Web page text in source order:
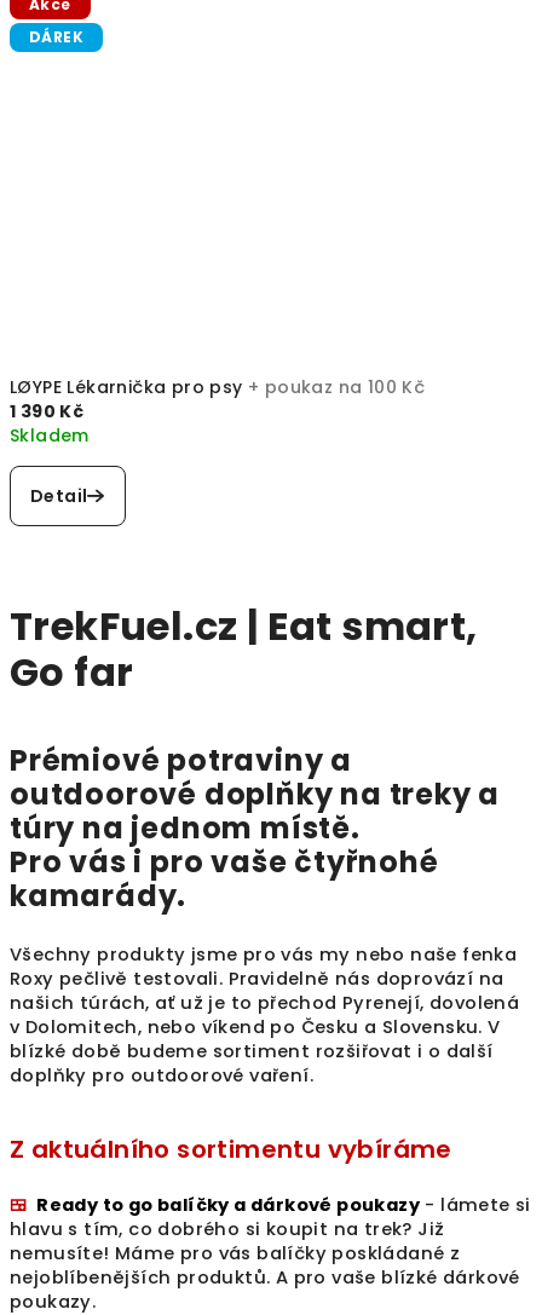
Akce
DÁREK
LØYPE Lékarnička pro psy + poukaz na 100 Kč
1 390 Kč
Skladem
Detail
TrekFuel.cz | Eat smart,
Go far
Prémiové potraviny a
outdoorové doplňky na treky a
túry na jednom místě.
Pro vás i pro vaše čtyřnohé
kamarády.
Všechny produkty jsme pro vás my nebo naše fenka
Roxy pečlivě testovali. Pravidelně nás doprovází na
našich túrách, ať už je to přechod Pyrenejí, dovolená
v Dolomitech, nebo víkend po Česku a Slovensku. V
blízké době budeme sortiment rozšiřovat i o další
doplňky pro outdoorové vaření.
Z aktuálního sortimentu vybíráme
🍱 Ready to go balíčky a dárkové poukazy - lámete si
hlavu s tím, co dobrého si koupit na trek? Již
nemusíte! Máme pro vás balíčky poskládané z
nejoblíbenějších produktů. A pro vaše blízké dárkové
poukazy.